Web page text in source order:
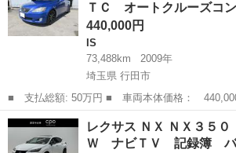
ニター ...
ＴＣ オートクルーズコ
440,000円
IS
73,488km
2009年
埼玉県 行田市
■ 支払総額: 50万円 ■ 車両本体価格： 440,000 円 ■ メーカー
名： レクサス ■ 車種名： ＩＳ ■ グレー
バージョンＦ ＥＴＣ オートクルーズコントロ
ラ ＴＶ アルミホ...
埼玉 行田市 IS
レクサス ＮＸ ＮＸ３５
Ｗ ナビＴＶ 記録簿 バ